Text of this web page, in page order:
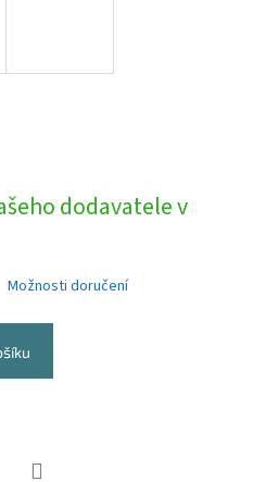
dodavatele v
Možnosti doručení